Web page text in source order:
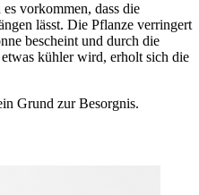
vorkommen, dass die
lässt. Die Pflanze verringert
bescheint und durch die
kühler wird, erholt sich die
Grund zur Besorgnis.